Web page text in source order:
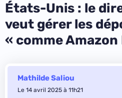
États-Unis : le
veut gérer les
« comme
Mathilde Saliou
Le 14 avril 2025 à 11h21